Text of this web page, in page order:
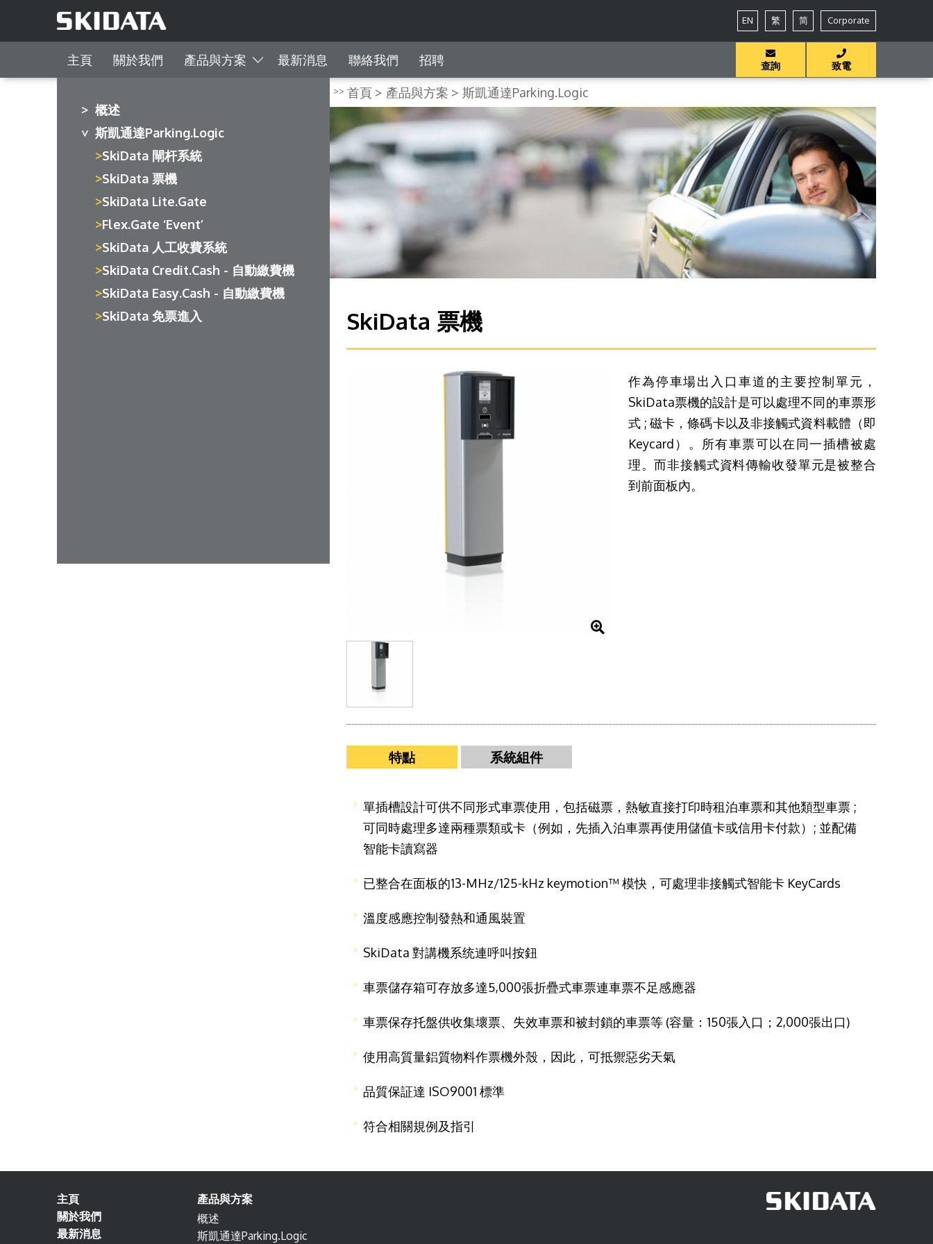
EN 繁 简 Corporate
主頁 關於我們 產品與方案 最新消息 聯絡我們 招聘 查詢 致電
概述
斯凱通達Parking.Logic
SkiData 閘杆系統
SkiData 票機
SkiData Lite.Gate
Flex.Gate ‘Event’
SkiData 人工收費系統
SkiData Credit.Cash - 自動繳費機
SkiData Easy.Cash - 自動繳費機
SkiData 免票進入
首頁 產品與方案 斯凱通達Parking.Logic
SkiData 票機
作為停車場出入口車道的主要控制單元，
SkiData票機的設計是可以處理不同的車票形
式 ; 磁卡，條碼卡以及非接觸式資料載體（即
Keycard）。所有車票可以在同一插槽被處
理。而非接觸式資料傳輸收發單元是被整合
到前面板內。
特點 系統組件
單插槽設計可供不同形式車票使用，包括磁票，熱敏直接打印時租泊車票和其他類型車票 ;
可同時處理多達兩種票類或卡（例如，先插入泊車票再使用儲值卡或信用卡付款）; 並配備
智能卡讀寫器
已整合在面板的13-MHz/125-kHz keymotion™ 模快，可處理非接觸式智能卡 KeyCards
溫度感應控制發熱和通風裝置
SkiData 對講機系统連呼叫按鈕
車票儲存箱可存放多達5,000張折疊式車票連車票不足感應器
車票保存托盤供收集壞票、失效車票和被封鎖的車票等 (容量：150張入口；2,000張出口)
使用高質量鋁質物料作票機外殼，因此，可抵禦惡劣天氣
品質保証達 ISO9001 標準
符合相關規例及指引
主頁
關於我們
最新消息
產品與方案
概述
斯凱通達Parking.Logic